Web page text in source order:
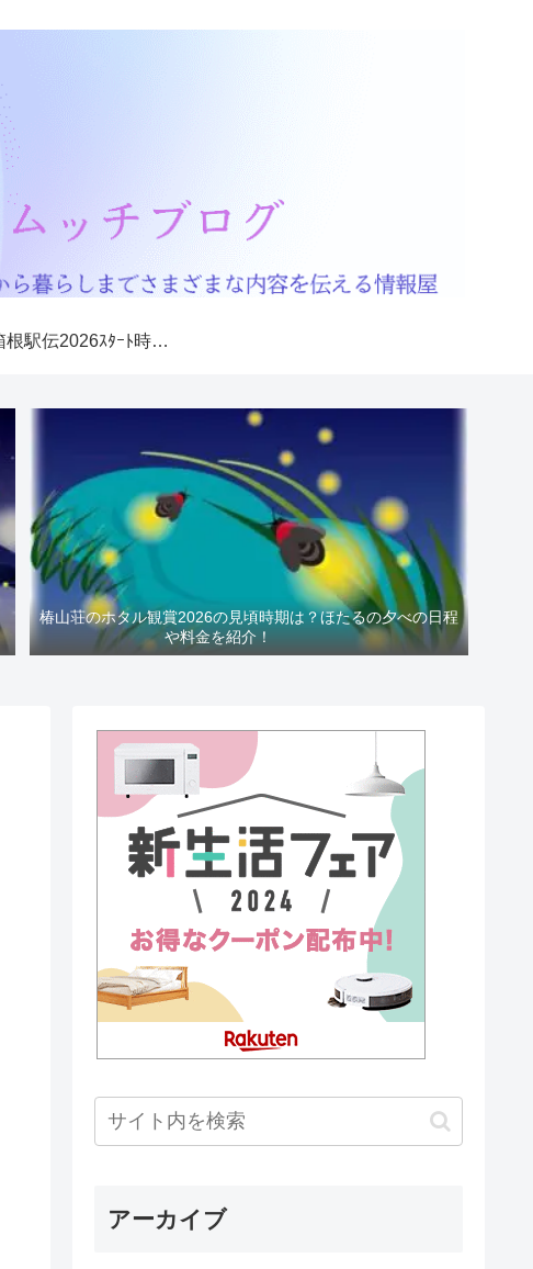
箱根駅伝2026ｽﾀｰﾄ時間・ｺﾞｰﾙ予想･通過予想時間を解説！交通規制は何時から？
椿山荘のホタル観賞2026の見頃時期は？ほたるの夕べの日程
や料金を紹介！
アーカイブ